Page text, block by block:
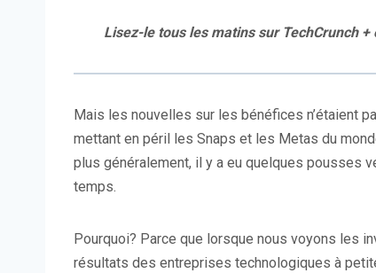
Lisez-le tous les matins sur TechCrunch
Mais les nouvelles sur les bénéfices n’étaient
mettant en péril les Snaps et les Metas du
plus généralement, il y a eu quelques pousses
temps.
Pourquoi? Parce que lorsque nous voyons les
résultats des entreprises technologiques à